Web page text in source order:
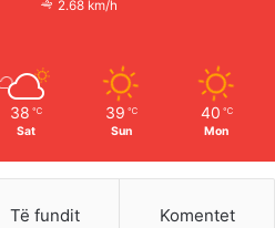
2.68 km/h
38 ℃
Sat
39 ℃
Sun
40 ℃
Mon
Të fundit Komentet